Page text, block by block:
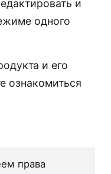
и
одного
и его
ознакомиться
права